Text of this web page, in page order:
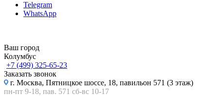
Telegram
WhatsApp
Ваш город
Колумбус
+7 (499) 325-65-23
Заказать звонок
г. Москва, Пятницкое шоссе, 18, павильон 571 (3 этаж)
пн-пт 9-18, пав. 571 сб-вс 10-17